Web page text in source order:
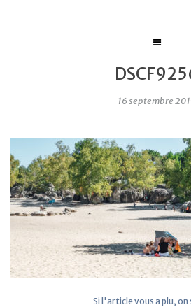
16 septembre
Si l'article vous a plu,